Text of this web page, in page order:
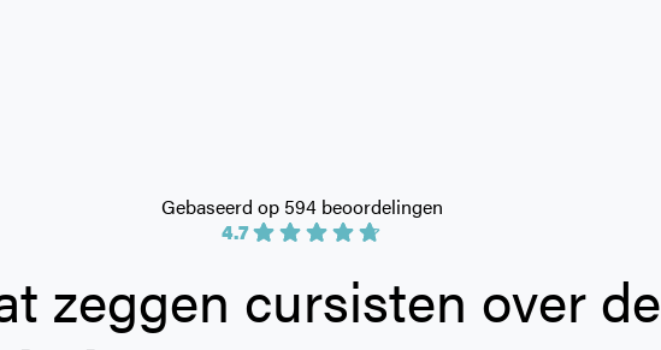
zeggen cursisten over de
4.7
Gebaseerd op 594 beoordelingen